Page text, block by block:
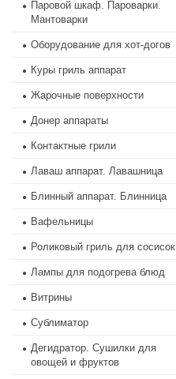
Паровой шкаф. Пароварки.
Мантоварки
Оборудование для хот-догов
Куры гриль аппарат
Жарочные поверхности
Донер аппараты
Контактные грили
Лаваш аппарат. Лавашница
Блинный аппарат. Блинница
Вафельницы
Роликовый гриль для сосисок
Лампы для подогрева блюд
Витрины
Сублиматор
Дегидратор. Сушилки для
овощей и фруктов